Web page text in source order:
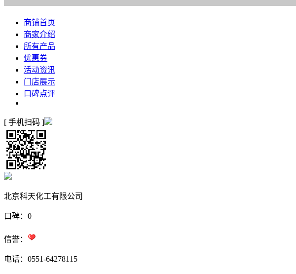
商铺首页
商家介绍
所有产品
优惠券
活动资讯
门店展示
口碑点评
[ 手机扫码 ]
北京科天化工有限公司
口碑：0
信誉：
电话：0551-64278115